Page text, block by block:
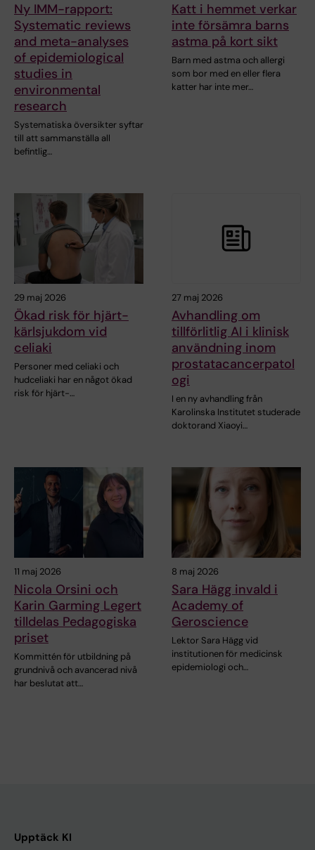
Ny IMM-rapport:
Systematic reviews
and meta-analyses
of epidemiological
studies in
environmental
research
Systematiska översikter syftar
till att sammanställa all
befintlig…
Katt i hemmet verkar
inte försämra barns
astma på kort sikt
Barn med astma och allergi
som bor med en eller flera
katter har inte mer…
29 maj 2026
Ökad risk för hjärt-
kärlsjukdom vid
celiaki
Personer med celiaki och
hudceliaki har en något ökad
risk för hjärt-…
27 maj 2026
Avhandling om
tillförlitlig AI i klinisk
användning inom
prostatacancerpatol
ogi
I en ny avhandling från
Karolinska Institutet studerade
doktorand Xiaoyi…
11 maj 2026
Nicola Orsini och
Karin Garming Legert
tilldelas Pedagogiska
priset
Kommittén för utbildning på
grundnivå och avancerad nivå
har beslutat att…
8 maj 2026
Sara Hägg invald i
Academy of
Geroscience
Lektor Sara Hägg vid
institutionen för medicinsk
epidemiologi och…
Upptäck KI